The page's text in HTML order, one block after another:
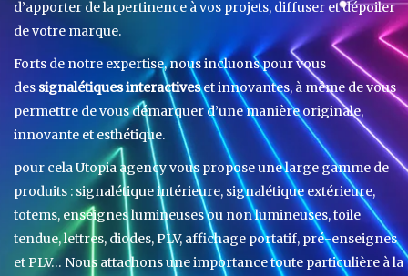
d’apporter de la pertinence à vos projets, diffuser et dépoiler
de votre marque.
Forts de notre expertise, nous incluons pour vous
des signalétiques interactiveset innovantes, à même de vous
permettre de vous démarquer d’une manière originale,
innovante et esthétique.
pour cela Utopia agency vous propose une large gamme de
produits : signalétique intérieure, signalétique extérieure,
totems, enseignes lumineuses ou non lumineuses, toile
tendue, lettres, diodes, PLV, affichage portatif, pré-enseignes
et PLV… Nous attachons une importance toute particulière à la